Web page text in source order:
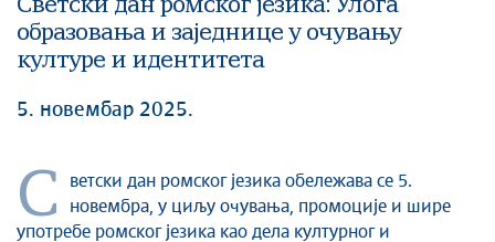
Светски дан ромског језика: Улога
образовања и заједнице у очувању
културе и идентитета
5. новембар 2025.
С
ветски дан ромског језика обележава се 5.
новембра, у циљу очувања, промоције и шире
употребе ромског језика као дела културног и